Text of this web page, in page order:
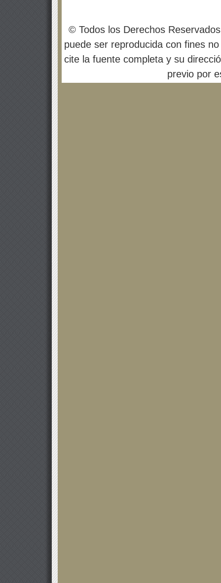
© Todos los Derechos
puede ser reproducida con fines
cite la fuente completa y su
previo por